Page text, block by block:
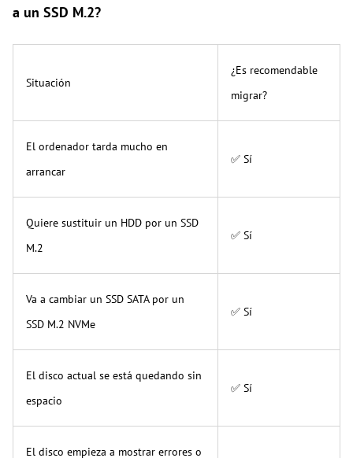
a un SSD M.2?
Situación
¿Es recomendable
migrar?
El ordenador tarda mucho en
arrancar
✅ Sí
Quiere sustituir un HDD por un SSD
M.2
✅ Sí
Va a cambiar un SSD SATA por un
SSD M.2 NVMe
✅ Sí
El disco actual se está quedando sin
espacio
✅ Sí
El disco empieza a mostrar errores o